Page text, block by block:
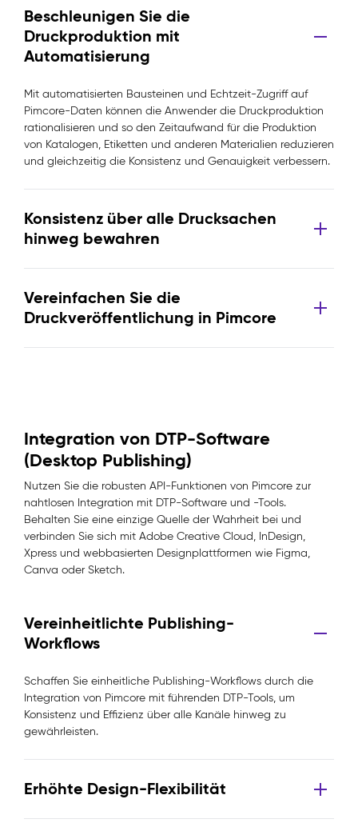
Beschleunigen Sie die
Druckproduktion mit
Automatisierung
Mit automatisierten Bausteinen und Echtzeit-Zugriff auf
Pimcore-Daten können die Anwender die Druckproduktion
rationalisieren und so den Zeitaufwand für die Produktion
von Katalogen, Etiketten und anderen Materialien reduzieren
und gleichzeitig die Konsistenz und Genauigkeit verbessern.
Konsistenz über alle Drucksachen
hinweg bewahren
Vereinfachen Sie die
Druckveröffentlichung in Pimcore
Integration von DTP-Software
(Desktop Publishing)
Nutzen Sie die robusten API-Funktionen von Pimcore zur
nahtlosen Integration mit DTP-Software und -Tools.
Behalten Sie eine einzige Quelle der Wahrheit bei und
verbinden Sie sich mit Adobe Creative Cloud, InDesign,
Xpress und webbasierten Designplattformen wie Figma,
Canva oder Sketch.
Vereinheitlichte Publishing-
Workflows
Schaffen Sie einheitliche Publishing-Workflows durch die
Integration von Pimcore mit führenden DTP-Tools, um
Konsistenz und Effizienz über alle Kanäle hinweg zu
gewährleisten.
Erhöhte Design-Flexibilität